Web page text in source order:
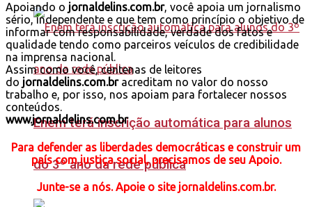
Enem terá inscrição automática para alunos
do 3º ano da rede pública
Apoiando o jornaldelins.com.br, você apoia um jornalismo
sério, independente e que tem como princípio o objetivo de
informar com responsabilidade, verdade dos fatos e
qualidade tendo como parceiros veículos de credibilidade
na imprensa nacional.
Assim como você, centenas de leitores
do jornaldelins.com.bracreditam no valor do nosso
trabalho e, por isso, nos apoiam para fortalecer nossos
conteúdos.
www.jornaldelins.com.br
Para defender as liberdades democráticas e construir um
país com justiça social, precisamos de seu Apoio.
Junte-se a nós. Apoie o site jornaldelins.com.br.